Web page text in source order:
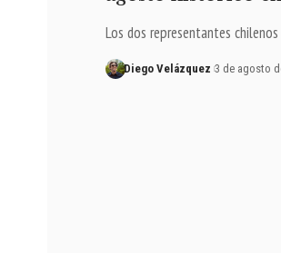
Los dos representantes
Diego Velázquez 3 de agosto